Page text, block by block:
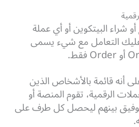
شراء البيتكوين أو أي عملة
التعامل مع شيء يسمى
أنه قائمة بالأشخاص الذين
الرقمية، تقوم المنصة أو
بينهم ليحصل كل طرف على